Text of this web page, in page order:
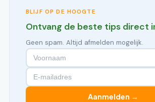
BLIJF OP DE HOOGTE
Ontvang de beste tips direct
Geen spam. Altijd afmelden mogelijk.
Aanmelden →